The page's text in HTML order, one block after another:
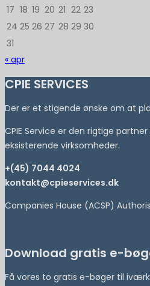
17 18 19 20 21 22 23
24 25 26 27 28 29 30
31
« apr
CPIE SERVICES
Der er et stigende ønske om at
CPIE Service er den rigtige
eksisterende virksomheder.
+(45) 7044 4024
kontakt@cpieservices.dk
Companies House (ACSP)
Download gratis e-
Få vores to gratis e-bøger til